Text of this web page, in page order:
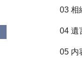
03 相
04 遺
05 内